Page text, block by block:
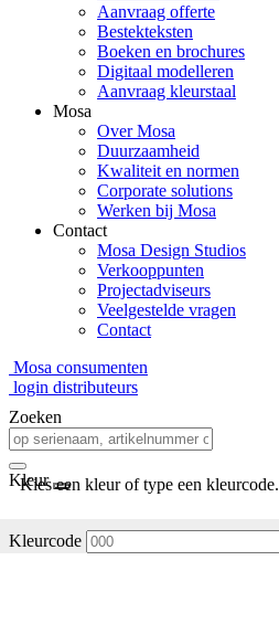
Aanvraag offerte
Bestekteksten
Boeken en brochures
Digitaal modelleren
Aanvraag kleurstaal
Mosa
Over Mosa
Duurzaamheid
Kwaliteit en normen
Corporate solutions
Werken bij Mosa
Contact
Mosa Design Studios
Verkooppunten
Projectadviseurs
Veelgestelde vragen
Contact
Mosa consumenten
login distributeurs
Zoeken
Kleur
Kies een kleur of type een kleurcode.
Kleurcode